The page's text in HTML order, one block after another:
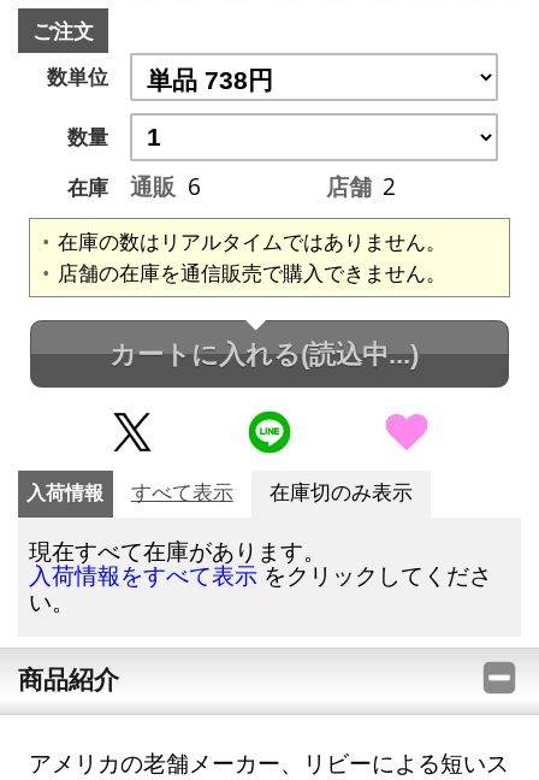
ご注文
数単位
数量
在庫
通販 6 店舗 2
在庫の数はリアルタイムではありません。
店舗の在庫を通信販売で購入できません。
カートに入れる(読込中...)
入荷情報 すべて表示 在庫切のみ表示
現在すべて在庫があります。
入荷情報をすべて表示 をクリックしてくださ
い。
商品紹介
アメリカの老舗メーカー、リビーによる短いス